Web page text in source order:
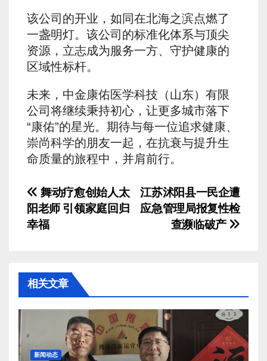
该公司的开业，如同在北海之滨点燃了
一盏明灯。该公司的标准化体系与顶尖
资源，立志成为服务一方、守护健康的
区域性标杆。
未来，中金康佑医学科技（山东）有限
公司将继续秉持初心，让更多城市落下
“康佑”的星光。期待与每一位追求健康、
崇尚科学的朋友一起，在抗衰与提升生
命质量的旅程中，并肩前行。
文
章
航
江苏沭阳县一民企遭
应急管理局报复性检
查濒临破产
舞动疗愈创始人太
阳老师 引领家庭回归
幸福
相关文章
新闻动态